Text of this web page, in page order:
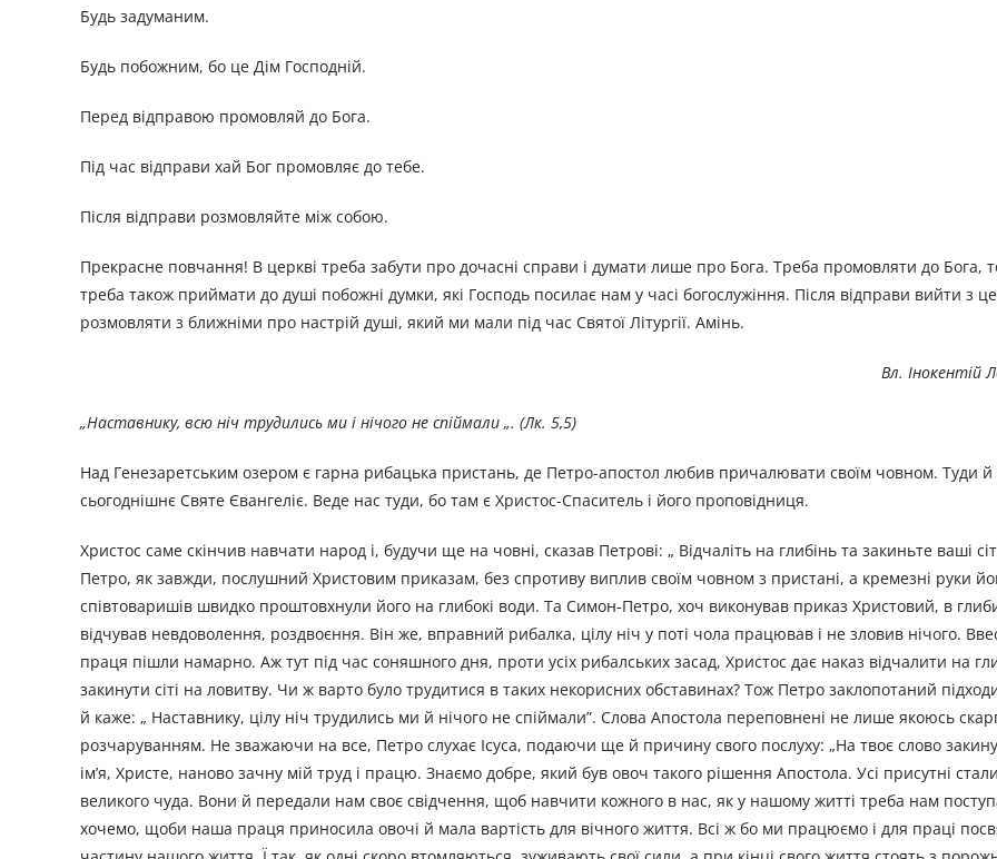
Будь задуманим.
Будь побожним, бо це Дім Господній.
Перед відправою промовляй до Бога.
Під час відправи хай Бог промовляє до тебе.
Після відправи розмовляйте між собою.
Прекрасне повчання! В церкві треба забути про дочасні справи і думати лише про Бога. Треба промовляти до Бога,
треба також приймати до душі побожні думки, які Господь посилає нам у часі богослужіння. Після відправи вийти з
розмовляти з ближніми про настрій душі, який ми мали під час Святої Літургії. Амінь.
Вл. Інокентій
„Наставнику, всю ніч трудились ми і нічого не спіймали „. (Лк. 5,5)
Над Генезаретським озером є гарна рибацька пристань, де Петро-апостол любив причалювати своїм човном. Туди й
сьогоднішнє Святе Євангеліє. Веде нас туди, бо там є Христос-Спаситель і його проповідниця.
Христос саме скінчив навчати народ і, будучи ще на човні, сказав Петрові: „ Відчаліть на глибінь та закиньте ваші
Петро, як завжди, послушний Христовим приказам, без спротиву виплив своїм човном з пристані, а кремезні руки
співтоваришів швидко проштовхнули його на глибокі води. Та Симон-Петро, хоч виконував приказ Христовий, в
відчував невдоволення, роздвоєння. Він же, вправний рибалка, цілу ніч у поті чола працював і не зловив нічого.
праця пішли намарно. Аж тут під час соняшного дня, проти усіх рибалських засад, Христос дає наказ відчалити на
закинути сіті на ловитву. Чи ж варто було трудитися в таких некорисних обставинах? Тож Петро заклопотаний
й каже: „ Наставнику, цілу ніч трудились ми й нічого не спіймали”. Слова Апостола переповнені не лише якоюсь
розчаруванням. Не зважаючи на все, Петро слухає Ісуса, подаючи ще й причину свого послуху: „На твоє слово закину
ім’я, Христе, наново зачну мій труд і працю. Знаємо добре, який був овоч такого рішення Апостола. Усі присутні
великого чуда. Вони й передали нам своє свідчення, щоб навчити кожного в нас, як у нашому житті треба нам
хочемо, щоби наша праця приносила овочі й мала вартість для вічного життя. Всі ж бо ми працюємо і для праці